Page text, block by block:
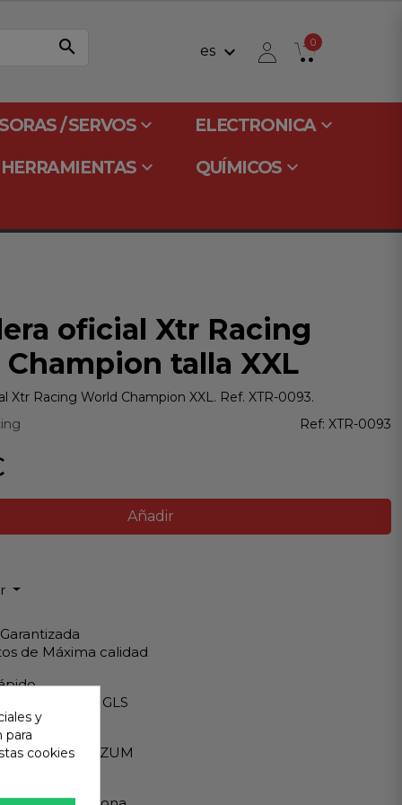
search es keyboard_arrow_down 0
/ SERVOSkeyboard_arrow_down ELECTRONICAkeyboard_arrow_down
HERRAMIENTAS keyboard_arrow_down QUÍMICOSkeyboard_arrow_down
oficial Xtr Racing
talla XXL
Xtr Racing World Champion XXL. Ref. XTR-0093.
Ref: XTR-0093
Añadir
de Máxima calidad
GLS
- PAYPAL - BIZUM
y
para
cookies